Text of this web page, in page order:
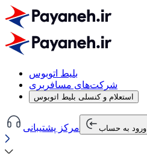
بلیط اتوبوس
شرکت‌های مسافربری
استعلام و کنسلی بلیط اتوبوس
مرکز پشتیبانی ورود به حساب